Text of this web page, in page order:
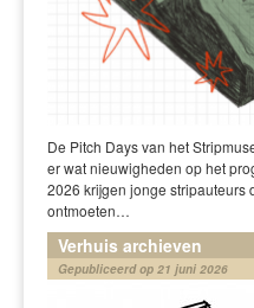
De Pitch Days van het
er wat nieuwigheden op het
2026 krijgen jonge stripauteurs
ontmoeten…
Verhuis archieven
Gepubliceerd op 21 juni 2026